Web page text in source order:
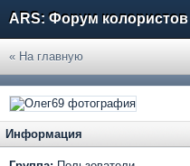
ARS: Форум колористов
« На главную
Информация